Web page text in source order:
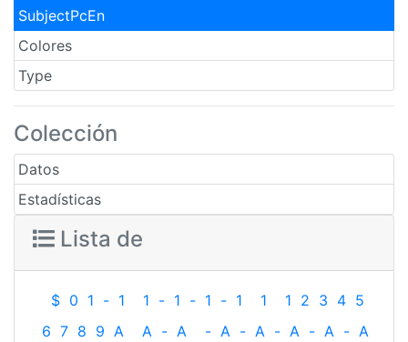
SubjectPcEn
Colores
Type
Colección
Datos
Estadísticas
Lista de
$ 0 1 - 1 1 - 1 - 1 - 1 1 1 2 3 4 5
6 7 8 9 A A - A - A - A - A - A - A